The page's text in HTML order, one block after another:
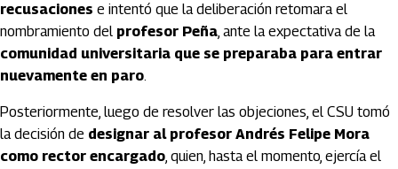
recusaciones e intentó que la deliberación retomara el
nombramiento del profesor Peña, ante la expectativa de la
comunidad universitaria que se preparaba para entrar
nuevamente en paro.
Posteriormente, luego de resolver las objeciones, el CSU tomó
la decisión de designar al profesor Andrés Felipe Mora
como rector encargado, quien, hasta el momento, ejercía el